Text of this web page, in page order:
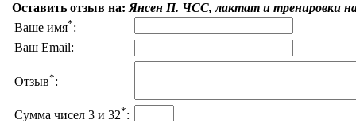
Оставить отзыв на:Янсен П. ЧСС, лактат и тренировки
Ваше имя*:
Ваш Email:
Отзыв*:
Сумма чисел 3 и 32*: